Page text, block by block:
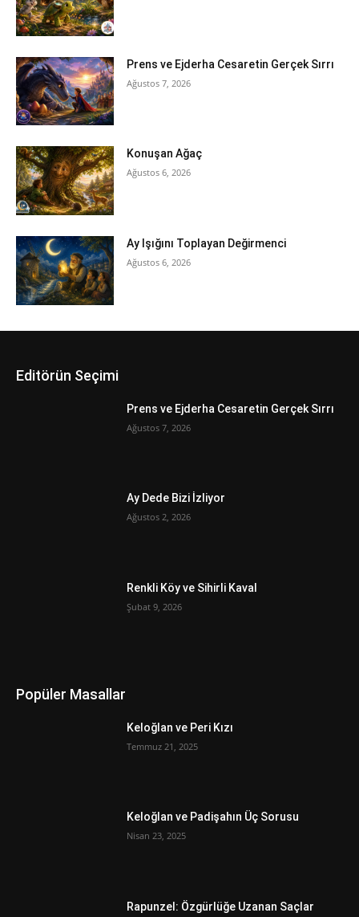
Prens ve Ejderha Cesaretin Gerçek Sırrı
Ağustos 7, 2026
Konuşan Ağaç
Ağustos 6, 2026
Ay Işığını Toplayan Değirmenci
Ağustos 6, 2026
Editörün Seçimi
Prens ve Ejderha Cesaretin Gerçek Sırrı
Ağustos 7, 2026
Ay Dede Bizi İzliyor
Ağustos 2, 2026
Renkli Köy ve Sihirli Kaval
Şubat 9, 2026
Popüler Masallar
Keloğlan ve Peri Kızı
Temmuz 21, 2025
Keloğlan ve Padişahın Üç Sorusu
Nisan 23, 2025
Rapunzel: Özgürlüğe Uzanan Saçlar